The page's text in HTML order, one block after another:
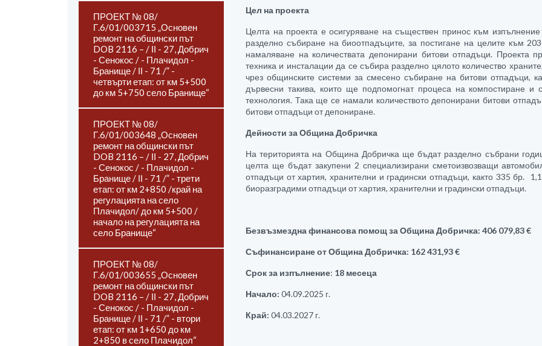
ПРОЕКТ № 08/
Г.6/01/003715 „Основен
ремонт на общински път
DOB 2116 – / ІІ - 27, Добрич
- Сенокос / - Плачидол -
Бранище / ІІ - 71 /” -
четвърти етап: от км 5+500
до км 5+750 село Бранище“
ПРОЕКТ № 08/
Г.6/01/003648 „Основен
ремонт на общински път
DOB 2116 – / ІІ - 27, Добрич
- Сенокос / - Плачидол -
Бранище / ІІ - 71 /” - трети
етап: от км 2+850 /край на
регулацията на село
Плачидол/ до км 5+500 /
начало на регулацията на
село Бранище“
ПРОЕКТ № 08/
Г.6/01/003655 „Основен
ремонт на общински път
DOB 2116 – / ІІ - 27, Добрич
- Сенокос / - Плачидол -
Бранище / ІІ - 71 /” - втори
етап: от км 1+650 до км
2+850 в село Плачидол“
Цел на проекта
Целта на проекта е осигуряване на съществен принос към
разделно събиране на биоотпадъците, за постигане на целите към
намаляване на количествата депонирани битови отпадъци. Проекта
техника и инсталации да се събира разделно цялото количество
чрез общинските системи за смесено събиране на битови отпадъци,
дървесни такива, които ще подпомогнат процеса на компостиране
технология. Така ще се намали количеството депонирани битови
битови отпадъци от депониране.
Дейности за Община Добричка
На територията на Община Добричка ще бъдат разделно събрани
целта ще бъдат закупени 2 специализирани сметоизвозващи
отпадъци от хартия, хранителни и градински отпадъци, както 335 бр.
биоразградими отпадъци от хартия, хранителни и градински отпадъци.
Безвъзмездна финансова помощ за Община Добричка: 406 079,83 €
Съфинансиране от Община Добричка: 162 431,93 €
Срок за изпълнение: 18 месеца
Начало: 04.09.2025 г.
Край: 04.03.2027 г.